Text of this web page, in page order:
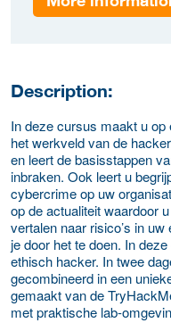
Description:
In deze cursus maakt u
het werkveld van de
en leert de basisstappen
inbraken. Ook leert u
cybercrime op uw
op de actualiteit waardoor
vertalen naar risico’s in
je door het te doen. In
ethisch hacker. In twee
gecombineerd in een
gemaakt van de
met praktische lab-